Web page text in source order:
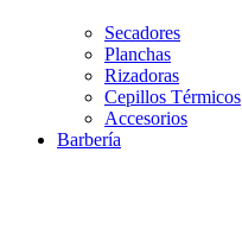
Secadores
Planchas
Rizadoras
Cepillos Térmicos
Accesorios
Barbería